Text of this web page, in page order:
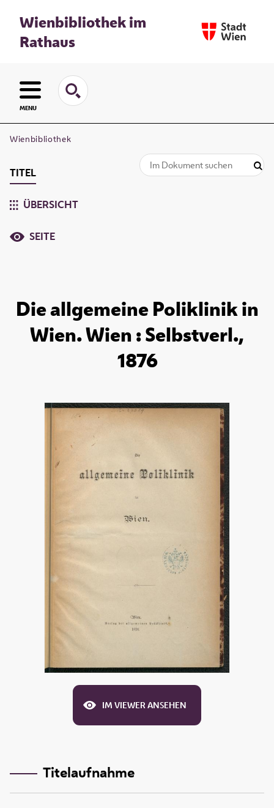
Wienbibliothek im
Rathaus
MENU
Wienbibliothek
TITEL
ÜBERSICHT
SEITE
Die allgemeine Poliklinik in
Wien. Wien : Selbstverl.,
1876
IM VIEWER ANSEHEN
Titelaufnahme